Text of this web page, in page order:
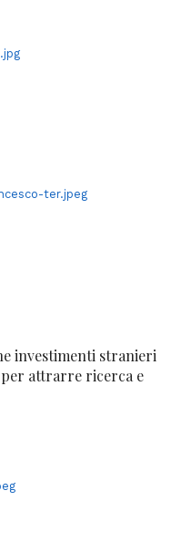
investimenti stranieri
per attrarre ricerca e